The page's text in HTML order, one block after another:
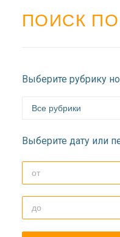
БЛАГОЧИНИЕ
ЕПАРХИИ
ПОИСК
Выберите рубрику
Выберите дату или